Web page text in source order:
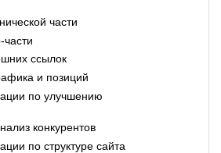
части
части
ссылок
и позиций
по улучшению
конкурентов
по структуре сайта